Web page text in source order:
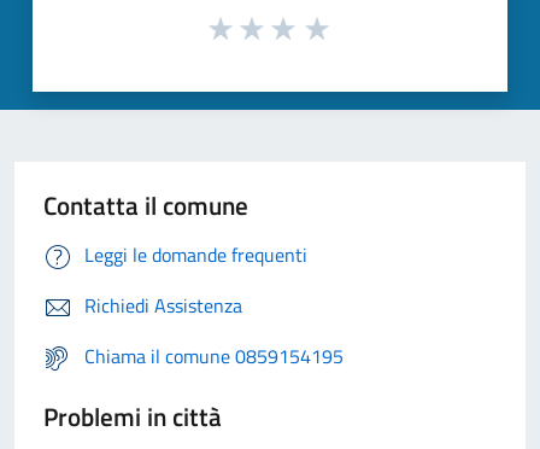
Contatta il comune
Leggi le domande frequenti
Richiedi Assistenza
Chiama il comune 0859154195
Problemi in città